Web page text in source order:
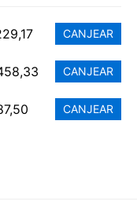
CANJEAR
CANJEAR
CANJEAR